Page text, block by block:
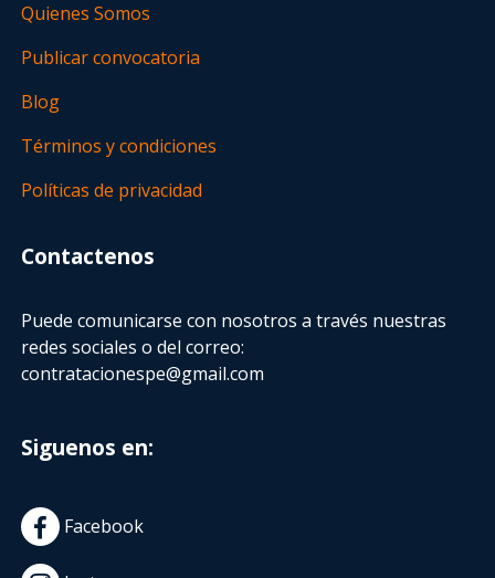
Quienes Somos
Publicar convocatoria
Blog
Términos y condiciones
Políticas de privacidad
Contactenos
Puede comunicarse con nosotros a través nuestras
redes sociales o del correo:
contratacionespe@gmail.com
Siguenos en:
Facebook